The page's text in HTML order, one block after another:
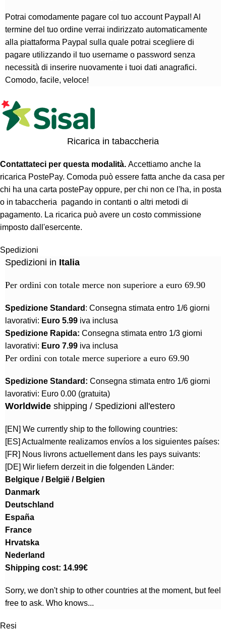
Potrai comodamente pagare col tuo account Paypal! Al
termine del tuo ordine verrai indirizzato automaticamente
alla piattaforma Paypal sulla quale potrai scegliere di
pagare utilizzando il tuo username o password senza
necessità di inserire nuovamente i tuoi dati anagrafici.
Comodo, facile, veloce!
Ricarica in tabaccheria
Contattateci per questa modalità. Accettiamo anche la
ricarica PostePay. Comoda può essere fatta anche da casa per
chi ha una carta postePay oppure, per chi non ce l'ha, in posta
o in tabaccheria pagando in contanti o altri metodi di
pagamento. La ricarica può avere un costo commissione
imposto dall'esercente.
Spedizioni
Spedizioni in Italia
Per ordini con totale merce non superiore a euro 69.90
Spedizione Standard : Consegna stimata entro 1/6 giorni
lavorativi: Euro 5.99 iva inclusa
Spedizione Rapida: Consegna stimata entro 1/3 giorni
lavorativi: Euro 7.99 iva inclusa
Per ordini con totale merce superiore a euro 69.90
Spedizione Standard: Consegna stimata entro 1/6 giorni
lavorativi: Euro 0.00 (gratuita)
Worldwide shipping / Spedizioni all'estero
[EN] We currently ship to the following countries:
[ES] Actualmente realizamos envíos a los siguientes países:
[FR] Nous livrons actuellement dans les pays suivants:
[DE] Wir liefern derzeit in die folgenden Länder:
Belgique / België / Belgien
Danmark
Deutschland
España
France
Hrvatska
Nederland
Shipping cost: 14.99€
Sorry, we don't ship to other countries at the moment, but feel
free to ask. Who knows...
Resi